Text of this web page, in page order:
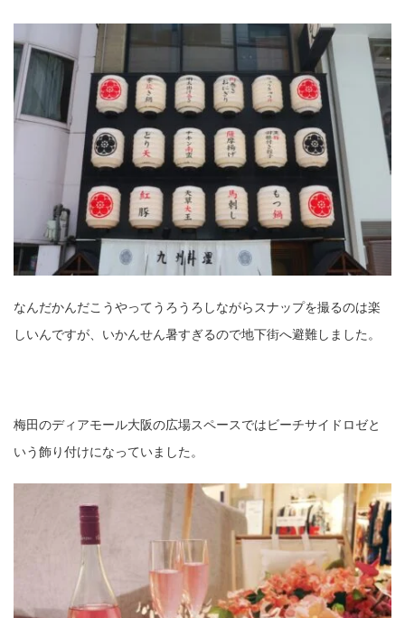
なんだかんだこうやってうろうろしながらスナップを撮るのは楽
しいんですが、いかんせん暑すぎるので地下街へ避難しました。
梅田のディアモール大阪の広場スペースではビーチサイドロゼと
いう飾り付けになっていました。